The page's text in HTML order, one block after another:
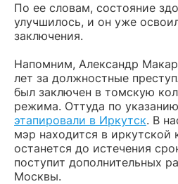
По ее словам, состояние
улучшилось, и он уже
заключения.
Напомним, Александр
лет за должностные
был заключен в томскую
режима. Оттуда по
этапировали в Иркутск. В
мэр находится в
останется до истечения
поступит дополнительных
Москвы.